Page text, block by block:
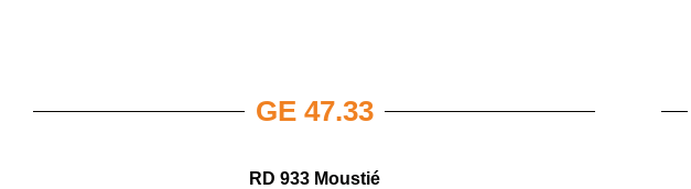
GE 47.33
RD 933 Moustié